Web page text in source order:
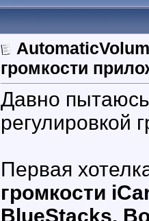
громкости
Давно пытаюсь
регулировкой
Первая
громкости
BlueStacks.